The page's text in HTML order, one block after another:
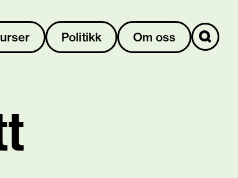
Politikk Om oss